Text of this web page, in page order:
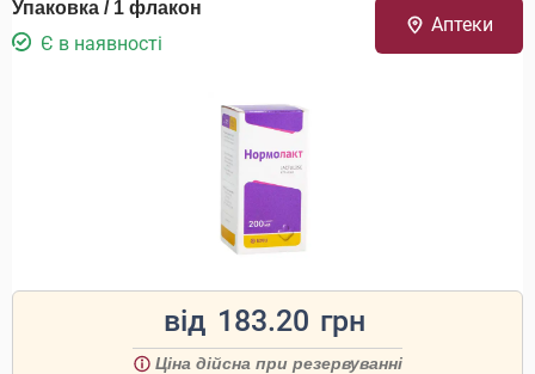
Упаковка / 1 флакон
Є в наявності
Аптеки
від 183.20 грн
Ціна дійсна при резервуванні